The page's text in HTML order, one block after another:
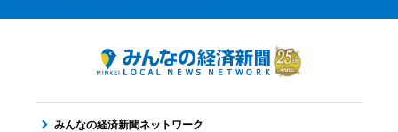
みんなの経済新聞ネットワーク